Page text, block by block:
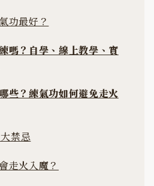
功最好？
嗎？自學、線上教學、實
些？練氣功如何避免走火
禁忌
走火入魔？